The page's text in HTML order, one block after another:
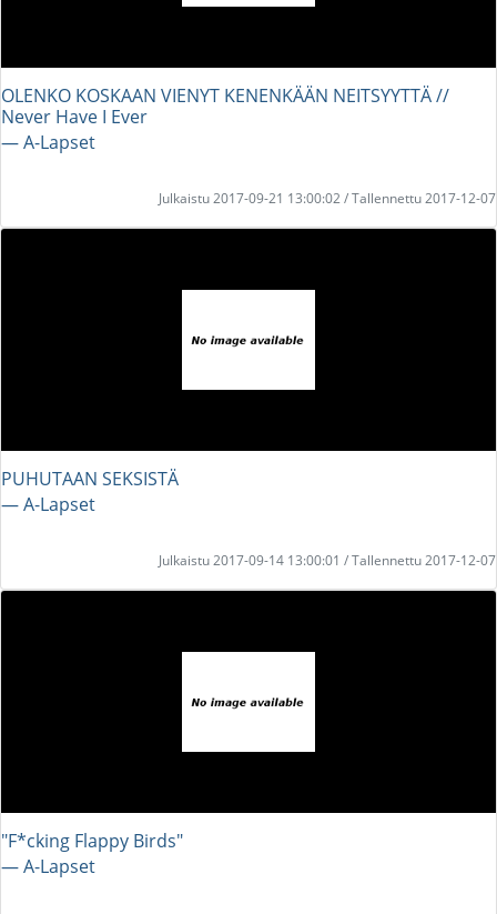
OLENKO KOSKAAN VIENYT KENENKÄÄN NEITSYYTTÄ //
Never Have I Ever
― A-Lapset
Julkaistu 2017-09-21 13:00:02 / Tallennettu 2017-12-07
PUHUTAAN SEKSISTÄ
― A-Lapset
Julkaistu 2017-09-14 13:00:01 / Tallennettu 2017-12-07
"F*cking Flappy Birds"
― A-Lapset